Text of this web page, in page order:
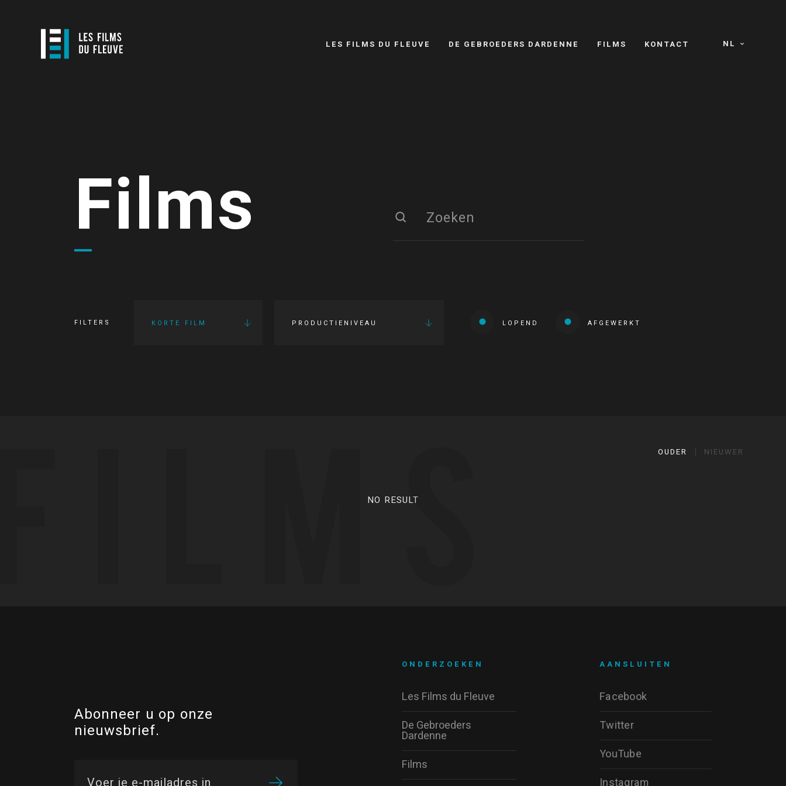
NL
LES FILMS DU FLEUVE DE GEBROEDERS DARDENNE FILMS KONTACT
Films
FILTERS KORTE FILM PRODUCTIENIVEAU LOPEND AFGEWERKT
OUDER NIEUWER
NO RESULT
Abonneer u op onze
nieuwsbrief.
AANSLUITEN
Facebook
Twitter
YouTube
Instagram
ONDERZOEKEN
Les Films du Fleuve
De Gebroeders
Dardenne
Films